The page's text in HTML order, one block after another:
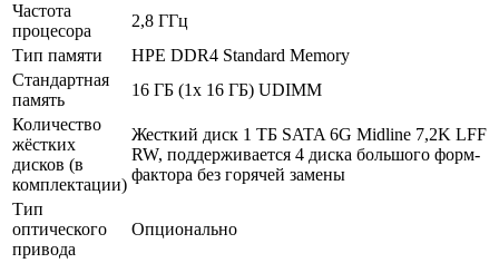
Частота
процесора
2,8 ГГц
Тип памяти
HPE DDR4 Standard Memory
Стандартная
память
16 ГБ (1x 16 ГБ) UDIMM
Количество
жёстких
дисков (в
комплектации)
Жесткий диск 1 ТБ SATA 6G Midline 7,2K LFF
RW, поддерживается 4 диска большого форм-
фактора без горячей замены
Тип
оптического
привода
Опционально